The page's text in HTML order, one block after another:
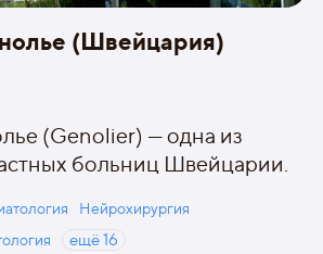
(Швейцария)
(Genolier) — одна из
больниц Швейцарии.
Нейрохирургия
ещё16